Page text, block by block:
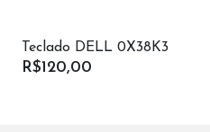
Teclado DELL 0X38K3
R$120,00